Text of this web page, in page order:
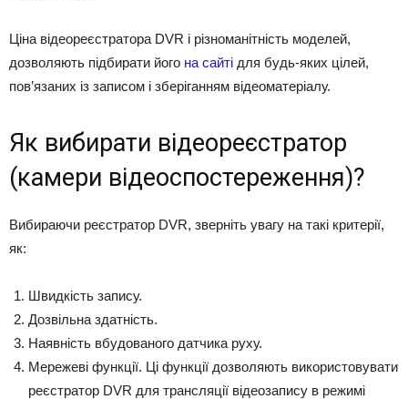
Ціна відеореєстратора DVR і різноманітність моделей,
дозволяють підбирати його на сайті для будь-яких цілей,
пов’язаних із записом і зберіганням відеоматеріалу.
Як вибирати відеореєстратор
(камери відеоспостереження)?
Вибираючи реєстратор DVR, зверніть увагу на такі критерії,
як:
Швидкість запису.
Дозвільна здатність.
Наявність вбудованого датчика руху.
Мережеві функції. Ці функції дозволяють використовувати
реєстратор DVR для трансляції відеозапису в режимі